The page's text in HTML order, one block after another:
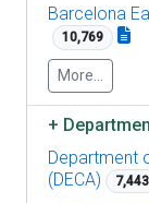
Barcelona
10,769
More...
+
Department
(DECA)
7,443